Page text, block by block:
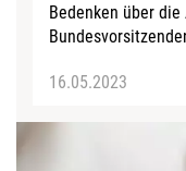
Bedenken über
16.05.2023